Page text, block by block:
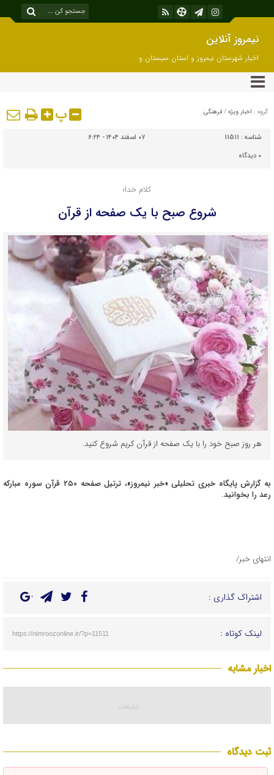
نیمروز آنلاین
اخبار شهرستان نیمروز و استان سیستان و
بلوچستان
گروه : اخبار ویژه / فرهنگی پ
شناسه : 11511
۰۷ اسفند ۱۴۰۴ - ۶:۲۴
۰ دیدگاه
کلام خدا؛
شروع صبح با یک صفحه از قرآن
هر روز صبح خود را با یک صفحه از قرآن کریم شروع کنید.
به گزارش پایگاه خبری تحلیلی «خبر نیمروز»، ترتیل صفحه ۲۵۰ قرآن سوره مبارکه
رعد را بخوانید.
انتهای خبر/
اشتراک گذاری :
لینک کوتاه : https://nimroozonline.ir/?p=11511
اخبار مشابه
ثبت دیدگاه